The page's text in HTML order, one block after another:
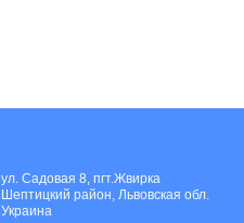
ул. Садовая 8, пгт.Жвирка
Шептицкий район, Львовская обл.
Украина